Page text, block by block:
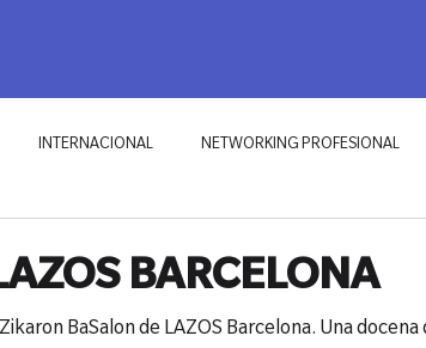
INTERNACIONAL NETWORKING PROFESIONAL
BARCELONA
BaSalon de LAZOS Barcelona. Una